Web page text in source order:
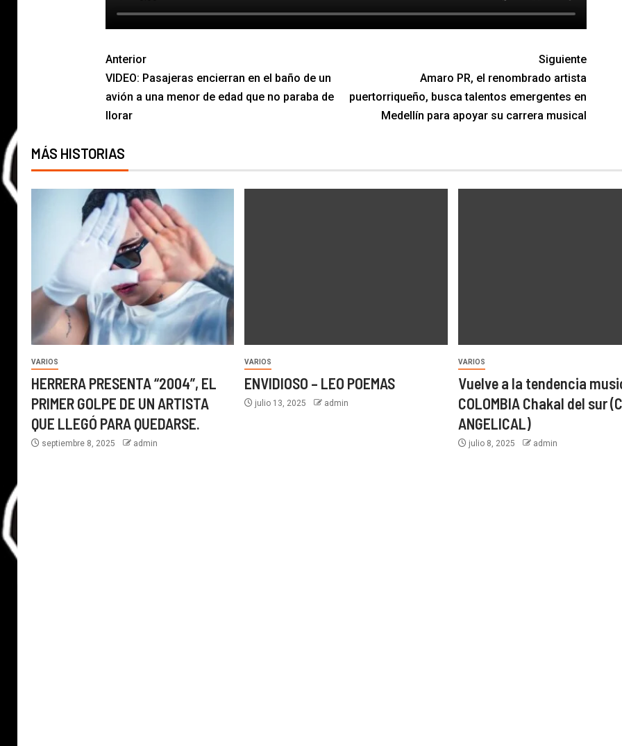
Anterior
VIDEO: Pasajeras encierran en el baño de un
avión a una menor de edad que no paraba de
llorar
Siguiente
Amaro PR, el renombrado artista
puertorriqueño, busca talentos emergentes en
Medellín para apoyar su carrera musical
MÁS HISTORIAS
VARIOS
HERRERA PRESENTA “2004”, EL
PRIMER GOLPE DE UN ARTISTA
QUE LLEGÓ PARA QUEDARSE.
septiembre 8, 2025 admin
VARIOS
ENVIDIOSO – LEO POEMAS
julio 13, 2025 admin
VARIOS
Vuelve a la tendencia
COLOMBIA Chakal del sur
ANGELICAL)
julio 8, 2025 admin